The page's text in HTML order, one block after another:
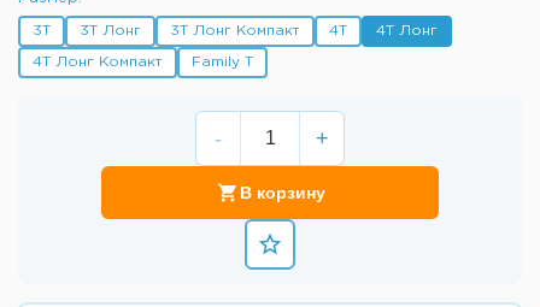
3Т 3Т Лонг 3Т Лонг Компакт 4Т 4Т Лонг
4Т Лонг Компакт Family T
- +
В корзину